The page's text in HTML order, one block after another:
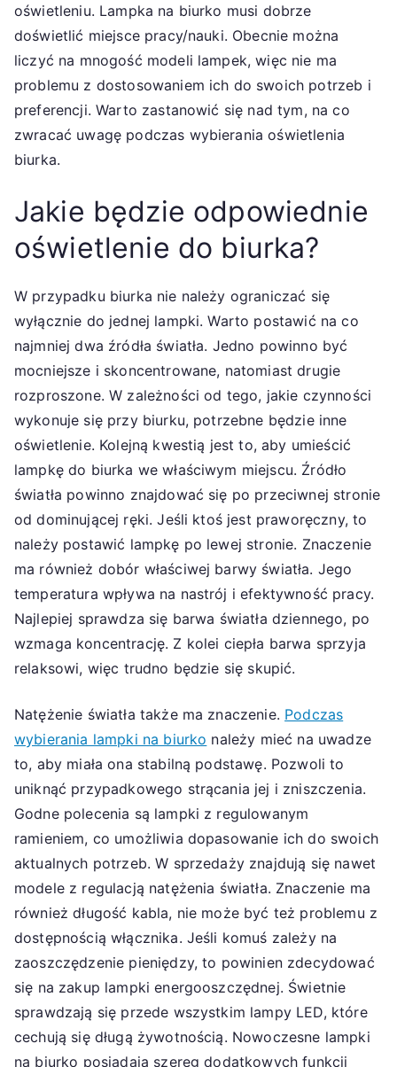
oświetleniu. Lampka na biurko musi dobrze
doświetlić miejsce pracy/nauki. Obecnie można
liczyć na mnogość modeli lampek, więc nie ma
problemu z dostosowaniem ich do swoich potrzeb i
preferencji. Warto zastanowić się nad tym, na co
zwracać uwagę podczas wybierania oświetlenia
biurka.
Jakie będzie odpowiednie
oświetlenie do biurka?
W przypadku biurka nie należy ograniczać się
wyłącznie do jednej lampki. Warto postawić na co
najmniej dwa źródła światła. Jedno powinno być
mocniejsze i skoncentrowane, natomiast drugie
rozproszone. W zależności od tego, jakie czynności
wykonuje się przy biurku, potrzebne będzie inne
oświetlenie. Kolejną kwestią jest to, aby umieścić
lampkę do biurka we właściwym miejscu. Źródło
światła powinno znajdować się po przeciwnej stronie
od dominującej ręki. Jeśli ktoś jest praworęczny, to
należy postawić lampkę po lewej stronie. Znaczenie
ma również dobór właściwej barwy światła. Jego
temperatura wpływa na nastrój i efektywność pracy.
Najlepiej sprawdza się barwa światła dziennego, po
wzmaga koncentrację. Z kolei ciepła barwa sprzyja
relaksowi, więc trudno będzie się skupić.
Natężenie światła także ma znaczenie. Podczas
wybierania lampki na biurko należy mieć na uwadze
to, aby miała ona stabilną podstawę. Pozwoli to
uniknąć przypadkowego strącania jej i zniszczenia.
Godne polecenia są lampki z regulowanym
ramieniem, co umożliwia dopasowanie ich do swoich
aktualnych potrzeb. W sprzedaży znajdują się nawet
modele z regulacją natężenia światła. Znaczenie ma
również długość kabla, nie może być też problemu z
dostępnością włącznika. Jeśli komuś zależy na
zaoszczędzenie pieniędzy, to powinien zdecydować
się na zakup lampki energooszczędnej. Świetnie
sprawdzają się przede wszystkim lampy LED, które
cechują się długą żywotnością. Nowoczesne lampki
na biurko posiadają szereg dodatkowych funkcji